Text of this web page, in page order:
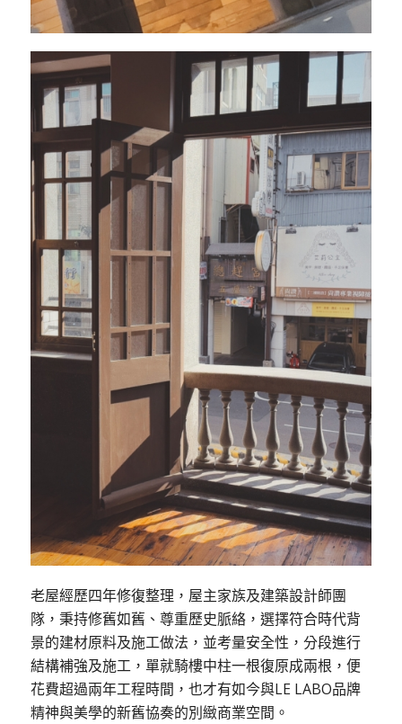
老屋經歷四年修復整理，屋主家族及建築設計師團
隊，秉持修舊如舊、尊重歷史脈絡，選擇符合時代背
景的建材原料及施工做法，並考量安全性，分段進行
結構補強及施工，單就騎樓中柱一根復原成兩根，便
花費超過兩年工程時間，也才有如今與LE LABO品牌
精神與美學的新舊協奏的別緻商業空間。